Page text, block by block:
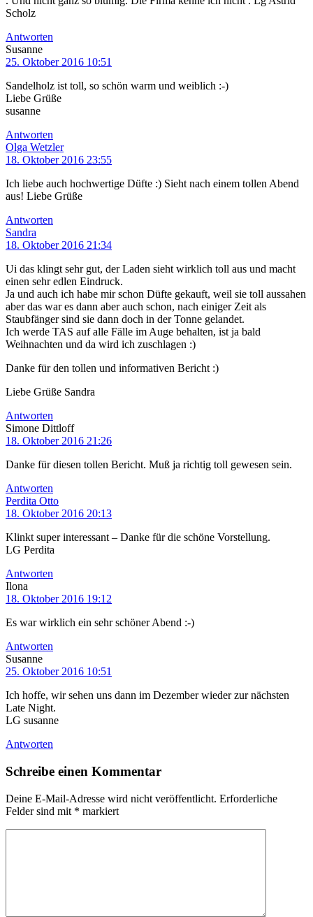
Scholz
Antworten
Susanne
25. Oktober 2016 10:51
Sandelholz ist toll, so schön warm und weiblich :-)
Liebe Grüße
susanne
Antworten
Olga Wetzler
18. Oktober 2016 23:55
Ich liebe auch hochwertige Düfte :) Sieht nach einem tollen Abend
aus! Liebe Grüße
Antworten
Sandra
18. Oktober 2016 21:34
Ui das klingt sehr gut, der Laden sieht wirklich toll aus und macht
einen sehr edlen Eindruck.
Ja und auch ich habe mir schon Düfte gekauft, weil sie toll aussahen
aber das war es dann aber auch schon, nach einiger Zeit als
Staubfänger sind sie dann doch in der Tonne gelandet.
Ich werde TAS auf alle Fälle im Auge behalten, ist ja bald
Weihnachten und da wird ich zuschlagen :)
Danke für den tollen und informativen Bericht :)
Liebe Grüße Sandra
Antworten
Simone Dittloff
18. Oktober 2016 21:26
Danke für diesen tollen Bericht. Muß ja richtig toll gewesen sein.
Antworten
Perdita Otto
18. Oktober 2016 20:13
Klinkt super interessant – Danke für die schöne Vorstellung.
LG Perdita
Antworten
Ilona
18. Oktober 2016 19:12
Es war wirklich ein sehr schöner Abend :-)
Antworten
Susanne
25. Oktober 2016 10:51
Ich hoffe, wir sehen uns dann im Dezember wieder zur nächsten
Late Night.
LG susanne
Antworten
Schreibe einen Kommentar
Deine E-Mail-Adresse wird nicht veröffentlicht. Erforderliche
Felder sind mit * markiert